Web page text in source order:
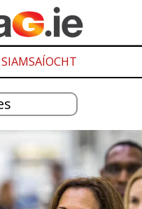
SIAMSAÍOCHT